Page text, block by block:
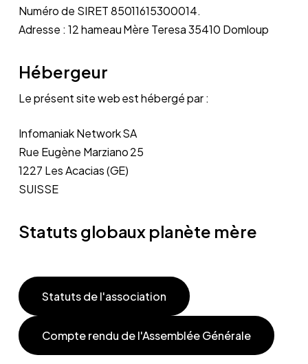
Numéro de SIRET 85011615300014.
Adresse : 12 hameau Mère Teresa 35410 Domloup
Hébergeur
Le présent site web est hébergé par :
Infomaniak Network SA
Rue Eugène Marziano 25
1227 Les Acacias (GE)
SUISSE
Statuts globaux planète mère
Statuts de l'association
Compte rendu de l'Assemblée Générale